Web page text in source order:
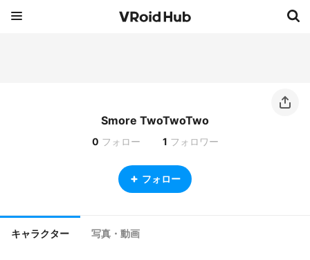
Smore TwoTwoTwo
0 フォロー 1 フォロワー
フォロー
キャラクター 写真・動画